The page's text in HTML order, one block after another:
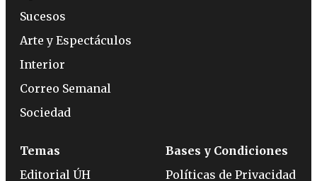
Sucesos
Arte y Espectáculos
Interior
Correo Semanal
Sociedad
Temas
Editorial ÚH
Bases y Condiciones
Políticas de Privacidad